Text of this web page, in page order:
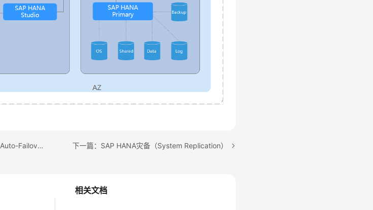
上一篇：SAP HANA集群高可用(Host Auto-Failover) 下一篇：SAP HANA灾备（System Replication）
相关文档